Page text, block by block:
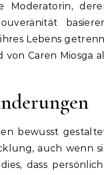
Moderatorin,
Lebens
Caren Miosga
bewusst
auch wenn
dass